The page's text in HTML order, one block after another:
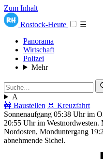
Zum Inhalt
Rostock-Heute
☰
Panorama
Wirtschaft
Polizei
Mehr
A
🚧 Baustellen 🚢 Kreuzfahrt
Sonnenaufgang 05:38 Uhr im
20:55 Uhr im
Nordosten, Monduntergang
abnehmende Sichel.